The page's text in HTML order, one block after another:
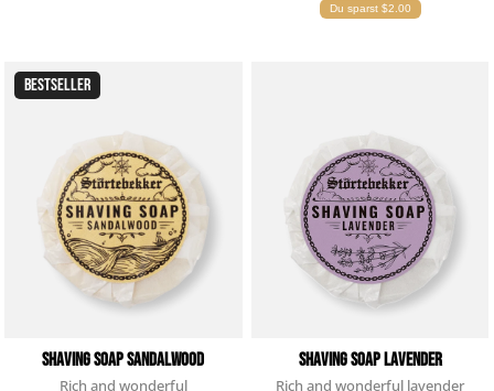
Du sparst $2.00
BESTSELLER
Shaving Soap Sandalwood
Rich and wonderful
Shaving Soap Lavender
Rich and wonderful lavender